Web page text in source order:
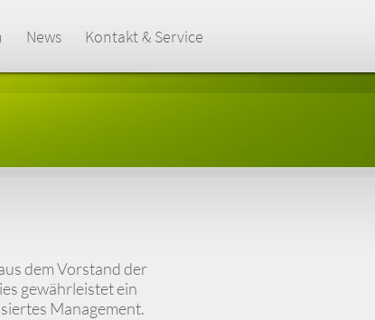
News Kontakt & Service
dem Vorstand der
gewährleistet ein
Management.